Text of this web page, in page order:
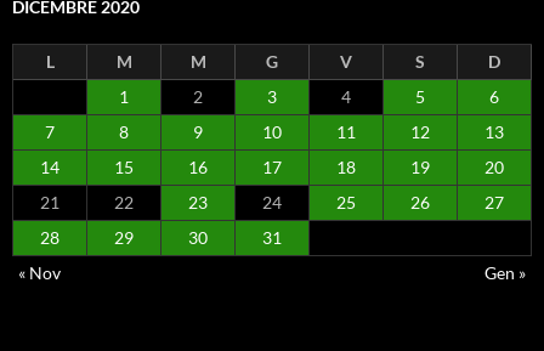
DICEMBRE 2020
L M M G V S
D
1
2 3 4 5
6
7
8 9 10 11 12
13
14
15 16 17 18 19
20
21
22 23 24 25 26
27
28
29 30
31
« Nov
Gen »